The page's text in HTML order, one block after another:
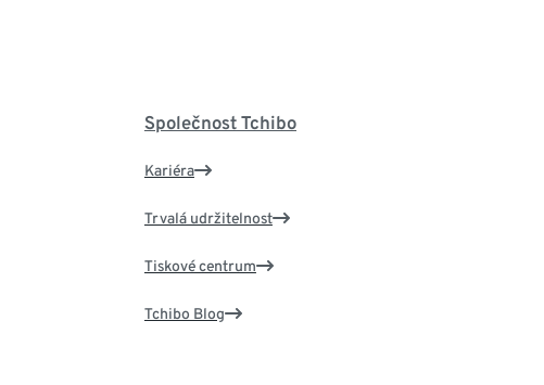
Společnost Tchibo
Kariéra
Trvalá udržitelnost
Tiskové centrum
Tchibo Blog